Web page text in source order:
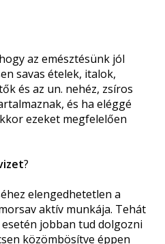
az emésztésünk jól
savas ételek, italok,
és az un. nehéz, zsíros
és ha eléggé
ezeket megfelelően
?
elengedhetetlen a
aktív munkája. Tehát
jobban tud dolgozni
közömbösítve éppen